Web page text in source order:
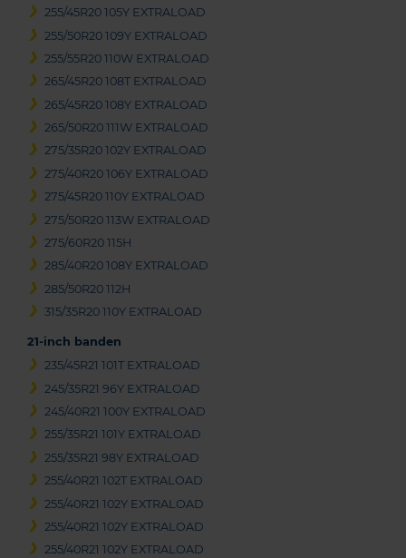
255/45R20 105Y EXTRALOAD
255/50R20 109Y EXTRALOAD
255/55R20 110W EXTRALOAD
265/45R20 108T EXTRALOAD
265/45R20 108Y EXTRALOAD
265/50R20 111W EXTRALOAD
275/35R20 102Y EXTRALOAD
275/40R20 106Y EXTRALOAD
275/45R20 110Y EXTRALOAD
275/50R20 113W EXTRALOAD
275/60R20 115H
285/40R20 108Y EXTRALOAD
285/50R20 112H
315/35R20 110Y EXTRALOAD
21-inch banden
235/45R21 101T EXTRALOAD
245/35R21 96Y EXTRALOAD
245/40R21 100Y EXTRALOAD
255/35R21 101Y EXTRALOAD
255/35R21 98Y EXTRALOAD
255/40R21 102T EXTRALOAD
255/40R21 102Y EXTRALOAD
255/40R21 102Y EXTRALOAD
255/40R21 102Y EXTRALOAD